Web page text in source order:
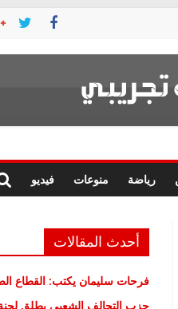
رياضة منوعات فيديو
أحدث المقالات
فرحات سليمان يكتب: القطاع
حزب التحالف الشعبي يطلق